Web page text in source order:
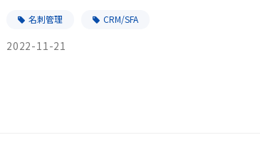
名刺管理 CRM/SFA
2022-11-21